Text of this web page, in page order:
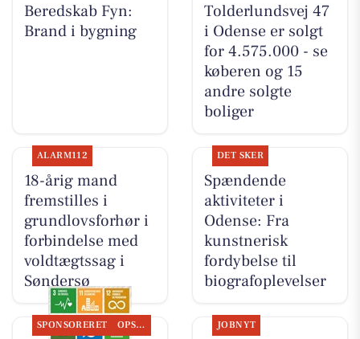
Beredskab Fyn:
Brand i bygning
Tolderlundsvej 47
i Odense er solgt
for 4.575.000 - se
køberen og 15
andre solgte
boliger
ALARM112
18-årig mand
fremstilles i
grundlovsforhør i
forbindelse med
voldtægtssag i
Søndersø
DET SKER
Spændende
aktiviteter i
Odense: Fra
kunstnerisk
fordybelse til
biografoplevelser
SPONSORERET OPSLAGSTAVLEN JOBNYT